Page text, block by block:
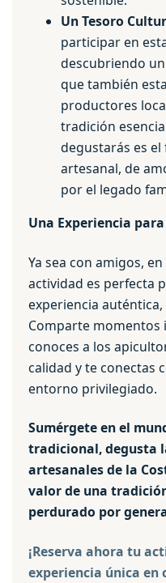
Un Tesoro
participar en
descubriendo
que también
productores
tradición
degustarás es
artesanal, de
por el legado
Una Experiencia
Ya sea con amigos,
actividad es perfecta
experiencia
Comparte momentos
conoces a los
calidad y te conectas
entorno privilegiado.
Sumérgete en el
tradicional, degusta
artesanales de la
valor de una
perdurado por
¡Reserva ahora tu
experiencia única en